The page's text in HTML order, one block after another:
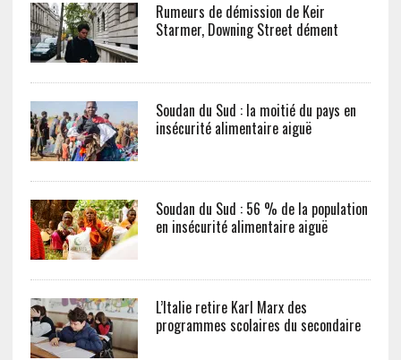
Rumeurs de démission de Keir
Starmer, Downing Street dément
Soudan du Sud : la moitié du pays en
insécurité alimentaire aiguë
Soudan du Sud : 56 % de la population
en insécurité alimentaire aiguë
L’Italie retire Karl Marx des
programmes scolaires du secondaire